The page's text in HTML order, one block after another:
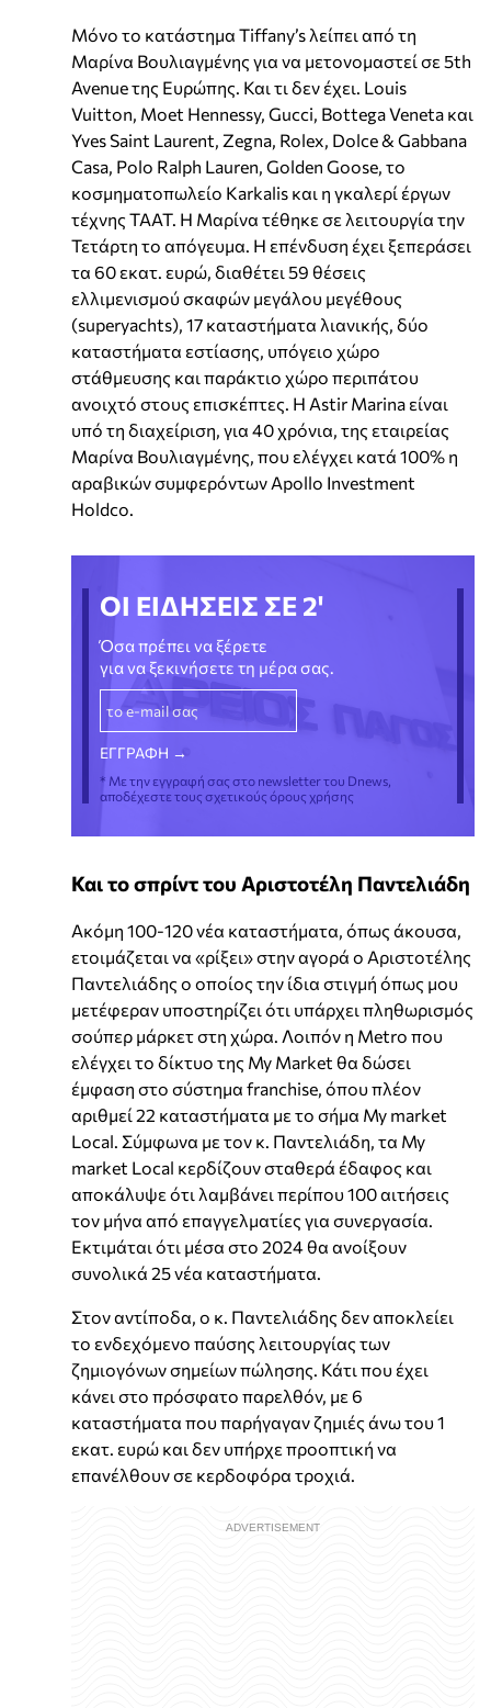
Μόνο το κατάστημα Tiffany’s λείπει από τη
Μαρίνα Βουλιαγμένης για να μετονομαστεί σε 5th
Avenue της Ευρώπης. Και τι δεν έχει. Louis
Vuitton, Moet Hennessy, Gucci, Bottega Veneta και
Yves Saint Laurent, Zegna, Rolex, Dolce & Gabbana
Casa, Polo Ralph Lauren, Golden Goose, το
κοσµηµατοπωλείο Karkalis και η γκαλερί έργων
τέχνης ΤΑΑΤ. Η Μαρίνα τέθηκε σε λειτουργία την
Τετάρτη το απόγευµα. Η επένδυση έχει ξεπεράσει
τα 60 εκατ. ευρώ, διαθέτει 59 θέσεις
ελλιµενισµού σκαφών µεγάλου µεγέθους
(superyachts), 17 καταστήµατα λιανικής, δύο
καταστήµατα εστίασης, υπόγειο χώρο
στάθµευσης και παράκτιο χώρο περιπάτου
ανοιχτό στους επισκέπτες. Η Astir Marina είναι
υπό τη διαχείριση, για 40 χρόνια, της εταιρείας
Μαρίνα Βουλιαγµένης, που ελέγχει κατά 100% η
αραβικών συµφερόντων Apollo Investment
Holdco.
ΟΙ ΕΙΔΗΣΕΙΣ ΣΕ 2'
Όσα πρέπει να ξέρετε
για να ξεκινήσετε τη μέρα σας.
* Με την εγγραφή σας στο newsletter του Dnews,
αποδέχεστε τους σχετικούς όρους χρήσης
Και το σπρίντ του Αριστοτέλη Παντελιάδη
Ακόμη 100-120 νέα καταστήματα, όπως άκουσα,
ετοιμάζεται να «ρίξει» στην αγορά ο Αριστοτέλης
Παντελιάδης ο οποίος την ίδια στιγμή όπως μου
μετέφεραν υποστηρίζει ότι υπάρχει πληθωρισμός
σούπερ μάρκετ στη χώρα. Λοιπόν η Metro που
ελέγχει το δίκτυο της My Market θα δώσει
έμφαση στο σύστημα franchise, όπου πλέον
αριθμεί 22 καταστήματα με το σήμα My market
Local. Σύμφωνα με τον κ. Παντελιάδη, τα My
market Local κερδίζουν σταθερά έδαφος και
αποκάλυψε ότι λαμβάνει περίπου 100 αιτήσεις
τον μήνα από επαγγελματίες για συνεργασία.
Εκτιμάται ότι μέσα στο 2024 θα ανοίξουν
συνολικά 25 νέα καταστήματα.
Στον αντίποδα, ο κ. Παντελιάδης δεν αποκλείει
το ενδεχόμενο παύσης λειτουργίας των
ζημιογόνων σημείων πώλησης. Κάτι που έχει
κάνει στο πρόσφατο παρελθόν, με 6
καταστήματα που παρήγαγαν ζημιές άνω του 1
εκατ. ευρώ και δεν υπήρχε προοπτική να
επανέλθουν σε κερδοφόρα τροχιά.